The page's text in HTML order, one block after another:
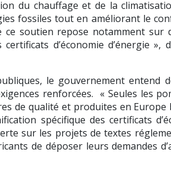
du chauffage et de la
fossiles tout en améliorant le
soutien repose notamment sur
certificats d’économie d’énergie
le gouvernement entend
renforcées. « Seules les
de qualité et produites en Europe
spécifique des certificats
sur les projets de textes
de déposer leurs demandes